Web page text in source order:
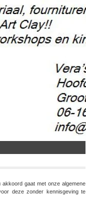
gaat met onze algemene
deze zonder kennisgeving te